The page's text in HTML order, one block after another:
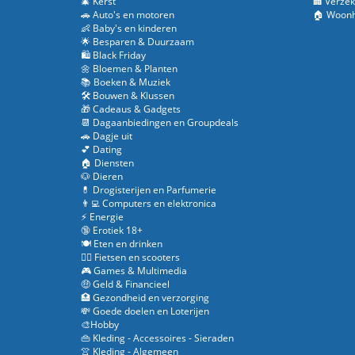
🚗 Auto's en motoren
👶 Baby's en kinderen
🌟 Besparen & Duurzaam
🛍️ Black Friday
🌼 Bloemen & Planten
📚 Boeken & Muziek
🛠️ Bouwen & Klussen
🎁 Cadeaus & Gadgets
📆 Dagaanbiedingen en Groupdeals
🚗 Dagje uit
💕 Dating
🏠 Diensten
🐶 Dieren
💊 Drogisterijen en Parfumerie
👨‍💻 Computers en elektronica
⚡ Energie
🔞 Erotiek 18+
🍽️ Eten en drinken
🚴‍♂️ Fietsen en scooters
🎮 Games & Multimedia
🤑 Geld & Financieel
🏥 Gezondheid en verzorging
💸 Goede doelen en Loterijen
🎨Hobby
👜 Kleding - Accessoires - Sieraden
👚 Kleding - Algemeen
🏠